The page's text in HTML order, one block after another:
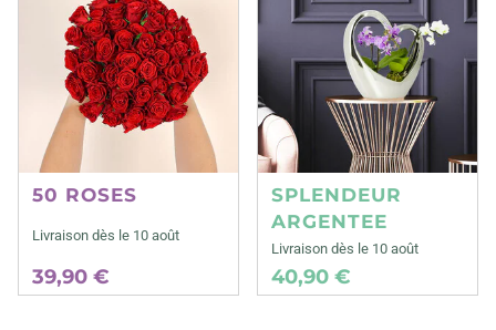
50 ROSES
Livraison dès le 10 août
39,90 €
SPLENDEUR
ARGENTEE
Livraison dès le 10 août
40,90 €